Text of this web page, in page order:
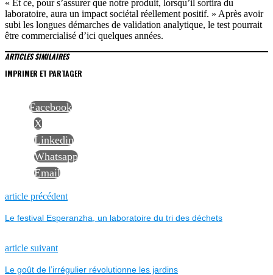
« Et ce, pour s’assurer que notre produit, lorsqu’il sortira du
laboratoire, aura un impact sociétal réellement positif. » Après avoir
subi les longues démarches de validation analytique, le test pourrait
être commercialisé d’ici quelques années.
ARTICLES SIMILAIRES
IMPRIMER ET PARTAGER
Facebook
X
Linkedin
Whatsapp
Email
NAVIGATION
DE
L’ARTICLE
article précédentPrevious
Le festival Esperanzha, un laboratoire du tri des déchets
article suivantNext
Le goût de l’irrégulier révolutionne les jardins